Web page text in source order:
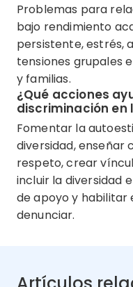
Problemas para
bajo rendimiento
persistente, estrés,
tensiones grupales
y familias.
¿Qué acciones
discriminación en
Fomentar la
diversidad, enseñar
respeto, crear
incluir la diversidad
de apoyo y habilitar
denunciar.